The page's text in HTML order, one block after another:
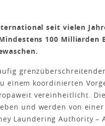
seit vielen
100 Milliarden
einem koordinierten
vereinheitlicht. Die
und werden von einer
Laundering Authority –